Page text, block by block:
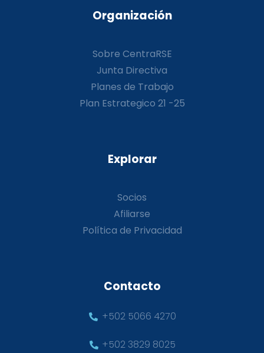
Organización
Sobre CentraRSE
Junta Directiva
Planes de Trabajo
Plan Estrategico 21 -25
Explorar
Socios
Afiliarse
Política de Privacidad
Contacto
+502 5066 4270
+502 3829 8025